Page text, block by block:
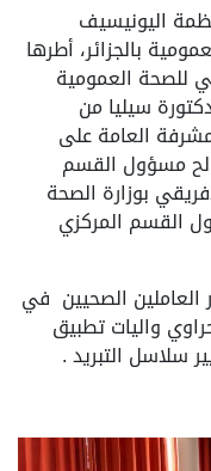
اليونيسيف
بالجزائر، أطرها
للصحة العمومية
سيليا من
العامة على
مسؤول القسم
بوزارة الصحة
القسم المركزي
العاملين الصحيين في
واليات تطبيق
سلاسل التبريد .